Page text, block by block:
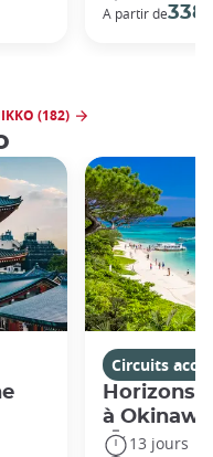
A partir de338
(182)
Circuits
Horizons
à Okinawa
13 jours